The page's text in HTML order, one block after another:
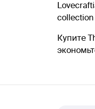
collection
Купите